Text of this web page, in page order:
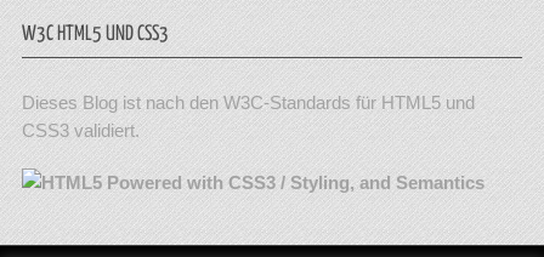
W3C HTML5 UND CSS3
Dieses Blog ist nach den W3C-Standards für HTML5 und
CSS3 validiert.